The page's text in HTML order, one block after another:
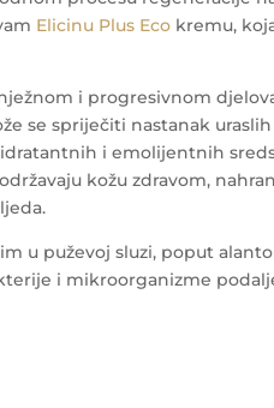
Elicinu Plus Eco kremu,
i progresivnom
se spriječiti nastanak
i emolijentnih
kožu zdravom,
u puževoj sluzi, poput
i mikroorganizme